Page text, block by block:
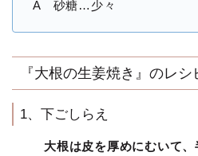
A 砂糖…少々
『大根の生姜焼き』のレ
1、下ごしらえ
大根は皮を厚めにむいて、